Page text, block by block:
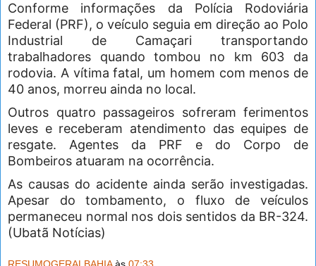
Conforme informações da Polícia Rodoviária
Federal (PRF), o veículo seguia em direção ao Polo
Industrial de Camaçari transportando
trabalhadores quando tombou no km 603 da
rodovia. A vítima fatal, um homem com menos de
40 anos, morreu ainda no local.
Outros quatro passageiros sofreram ferimentos
leves e receberam atendimento das equipes de
resgate. Agentes da PRF e do Corpo de
Bombeiros atuaram na ocorrência.
As causas do acidente ainda serão investigadas.
Apesar do tombamento, o fluxo de veículos
permaneceu normal nos dois sentidos da BR-324.
(Ubatã Notícias)